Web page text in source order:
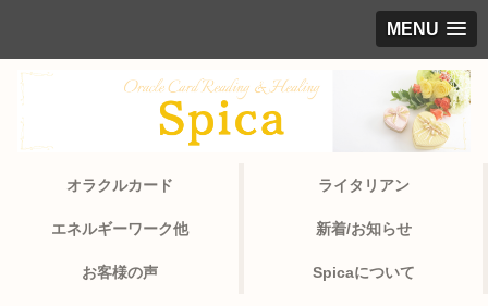
MENU
オラクルカード ライタリアン
エネルギーワーク他 新着/お知らせ
お客様の声 Spicaについて